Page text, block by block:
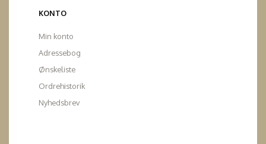
KONTO
Min konto
Adressebog
Ønskeliste
Ordrehistorik
Nyhedsbrev